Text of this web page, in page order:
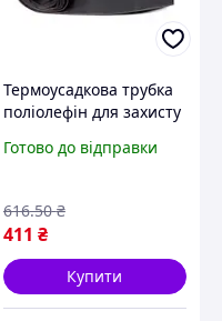
Термоусадкова трубка
поліолефін для захисту
1 м 150x0.3 мм 2:1
Готово до відправки
411 ₴
616.50 ₴
Купити